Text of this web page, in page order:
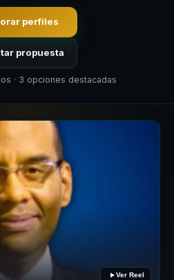
perfiles
propuesta
· 3 opciones destacadas
Ver Reel